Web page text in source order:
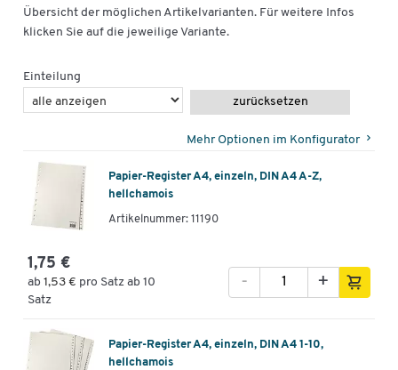
Übersicht der möglichen Artikelvarianten. Für weitere Infos
klicken Sie auf die jeweilige Variante.
Einteilung
zurücksetzen
Mehr Optionen im Konfigurator
Papier-Register A4, einzeln, DIN A4 A-Z,
hellchamois
Artikelnummer: 11190
1,75 €
ab 1,53 € pro Satz ab 10
Satz
+
-
Papier-Register A4, einzeln, DIN A4 1-10,
hellchamois